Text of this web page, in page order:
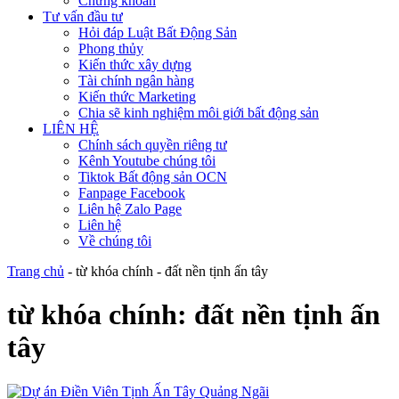
Tư vấn đầu tư
Hỏi đáp Luật Bất Động Sản
Phong thủy
Kiến thức xây dựng
Tài chính ngân hàng
Kiến thức Marketing
Chia sẽ kinh nghiệm môi giới bất động sản
LIÊN HỆ
Chính sách quyền riêng tư
Kênh Youtube chúng tôi
Tiktok Bất động sản OCN
Fanpage Facebook
Liên hệ Zalo Page
Liên hệ
Về chúng tôi
Trang chủ - từ khóa chính - đất nền tịnh ấn tây
từ khóa chính: đất nền tịnh ấn
tây